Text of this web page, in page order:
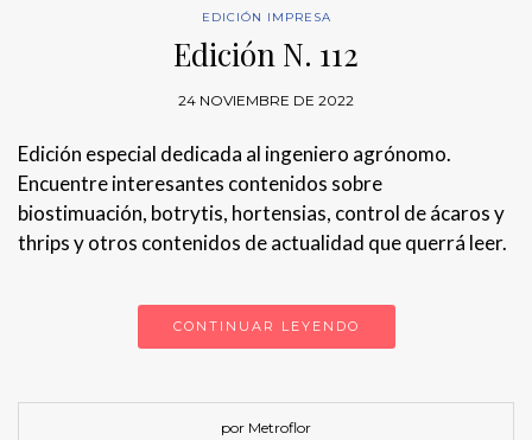
EDICIÓN IMPRESA
Edición N. 112
24 NOVIEMBRE DE 2022
Edición especial dedicada al ingeniero agrónomo.
Encuentre interesantes contenidos sobre
biostimuación, botrytis, hortensias, control de ácaros y
thrips y otros contenidos de actualidad que querrá leer.
CONTINUAR LEYENDO
por Metroflor